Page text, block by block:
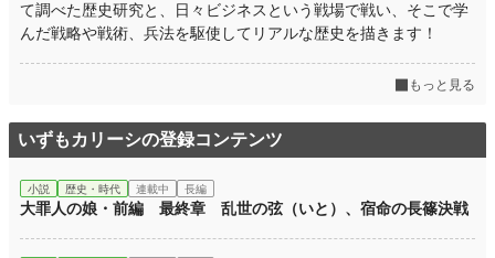
て調べた歴史研究と、日々ビジネスという戦場で戦い、そこで学
んだ戦略や戦術、兵法を駆使してリアルな歴史を描きます！
もっと見る
いずもカリーシの登録コンテンツ
小説 歴史・時代 連載中 長編
大罪人の娘・前編 最終章 乱世の弦（いと）、宿命の長篠決戦